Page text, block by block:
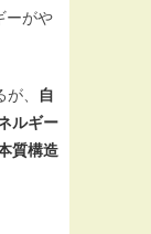
ーがや
、
自
ルギー
質構造